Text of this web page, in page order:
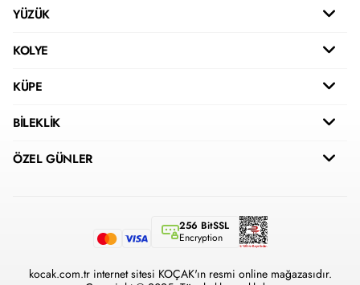
YÜZÜK
KOLYE
KÜPE
BİLEKLİK
ÖZEL GÜNLER
256 BitSSL
Encryption
kocak.com.tr internet sitesi KOÇAK'ın resmi online mağazasıdır.